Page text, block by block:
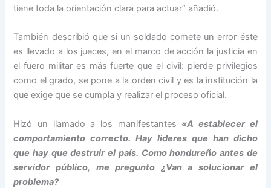
tiene toda la orientación clara para actuar” añadió.
También describió que si un soldado comete un error éste
es llevado a los jueces, en el marco de acción la justicia en
el fuero militar es más fuerte que el civil: pierde privilegios
como el grado, se pone a la orden civil y es la institución la
que exige que se cumpla y realizar el proceso oficial.
Hizó un llamado a los manifestantes «A establecer el
comportamiento correcto. Hay lideres que han dicho
que hay que destruir el país. Como hondureño antes de
servidor público, me pregunto ¿Van a solucionar el
problema?